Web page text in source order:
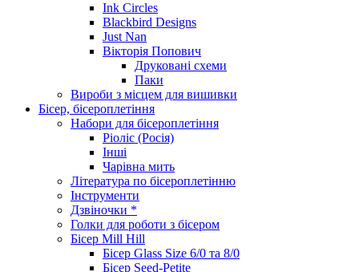
Ink Circles
Blackbird Designs
Just Nan
Вікторія Попович
Друковані схеми
Паки
Вироби з місцем для вишивки
Бісер, бісероплетіння
Набори для бісероплетіння
Ріоліс (Росія)
Інші
Чарівна мить
Література по бісероплетінню
Інструменти
Дзвіночки *
Голки для роботи з бісером
Бісер Mill Hill
Бісер Glass Size 6/0 та 8/0
Бісер Seed-Petite